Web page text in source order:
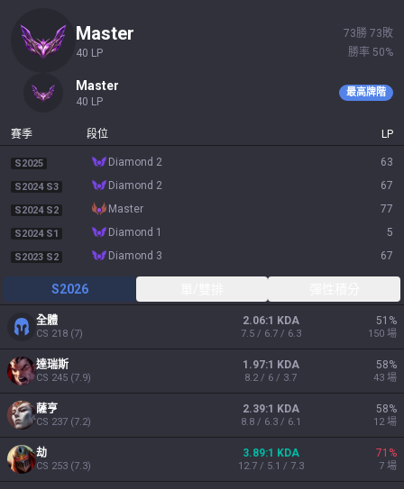
master
40 LP
73勝 73敗
勝率 50%
master
40 LP
最高牌階
賽季 段位 LP
S2025 diamond 2 63
S2024 S3 diamond 2 67
S2024 S2 master 77
S2024 S1 diamond 1 5
S2023 S2 diamond 3 67
S2026
全體
CS 218 (7)
2.06:1 KDA
7.5 / 6.7 / 6.3
51 %
150 場
達瑞斯
CS 245 (7.9)
1.97:1 KDA
8.2 / 6 / 3.7
58%
43 場
薩亨
CS 237 (7.2)
2.39:1 KDA
8.8 / 6.3 / 6.1
58%
12 場
劫
CS 253 (7.3)
3.89:1 KDA
12.7 / 5.1 / 7.3
71 %
7 場